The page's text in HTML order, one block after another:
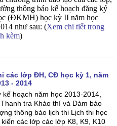
thông báo kế hoạch đăng ký
(ĐKMH) học kỳ II năm học
như sau: (Xem chi tiết trong
kèm)
các lớp ĐH, CĐ học kỳ 1, năm
- 2014
kế hoạch năm học 2013-2014,
tra Khảo thí và Đảm bảo
thông báo lịch thi Lịch thi học
các lớp các lớp K8, K9, K10